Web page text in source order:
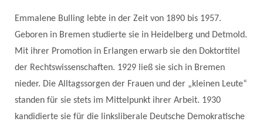
Emmalene Bulling lebte in der Zeit von 1890 bis 1957.
Geboren in Bremen studierte sie in Heidelberg und Detmold.
Mit ihrer Promotion in Erlangen erwarb sie den Doktortitel
der Rechtswissenschaften. 1929 ließ sie sich in Bremen
nieder. Die Alltagssorgen der Frauen und der „kleinen Leute“
standen für sie stets im Mittelpunkt ihrer Arbeit. 1930
kandidierte sie für die linksliberale Deutsche Demokratische